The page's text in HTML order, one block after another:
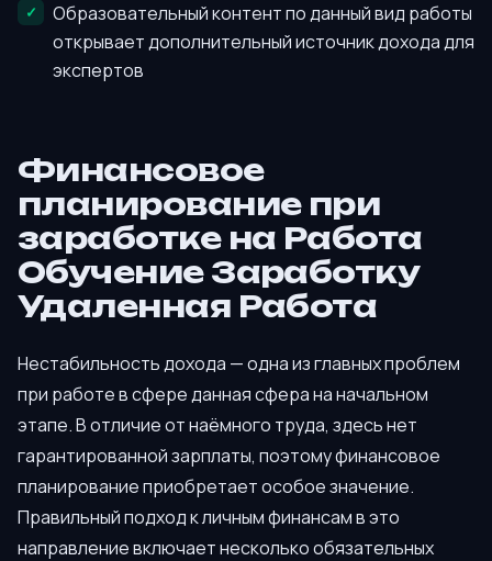
Образовательный контент по данный вид работы
открывает дополнительный источник дохода для
экспертов
Финансовое
планирование при
заработке на Работа
Обучение Заработку
Удаленная Работа
Нестабильность дохода — одна из главных проблем
при работе в сфере данная сфера на начальном
этапе. В отличие от наёмного труда, здесь нет
гарантированной зарплаты, поэтому финансовое
планирование приобретает особое значение.
Правильный подход к личным финансам в это
направление включает несколько обязательных